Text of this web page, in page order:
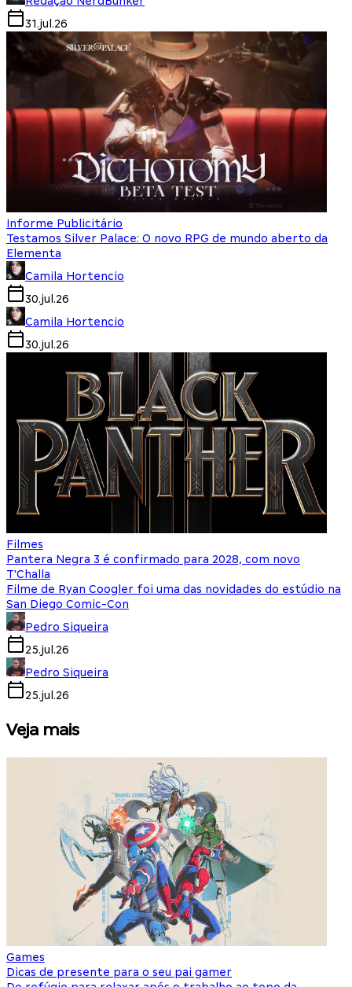
31.jul.26
Informe Publicitário
Testamos Silver Palace: O novo RPG de mundo aberto da
Elementa
Camila Hortencio
30.jul.26
Camila Hortencio
30.jul.26
Filmes
Pantera Negra 3 é confirmado para 2028, com novo
T'Challa
Filme de Ryan Coogler foi uma das novidades do estúdio na
San Diego Comic-Con
Pedro Siqueira
25.jul.26
Pedro Siqueira
25.jul.26
Veja mais
Games
Dicas de presente para o seu pai gamer